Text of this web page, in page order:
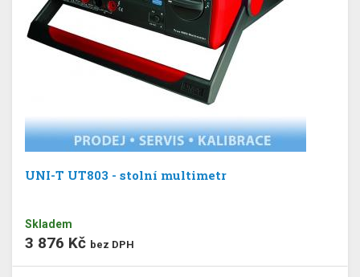
UNI-T UT803 - stolní multimetr
Skladem
3 876 Kč bez DPH